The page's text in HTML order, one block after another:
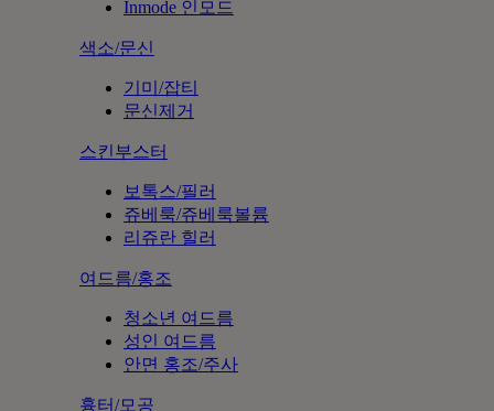
Inmode 인모드
색소/문신
기미/잡티
문신제거
스킨부스터
보톡스/필러
쥬베룩/쥬베룩볼륨
리쥬란 힐러
여드름/홍조
청소년 여드름
성인 여드름
안면 홍조/주사
흉터/모공